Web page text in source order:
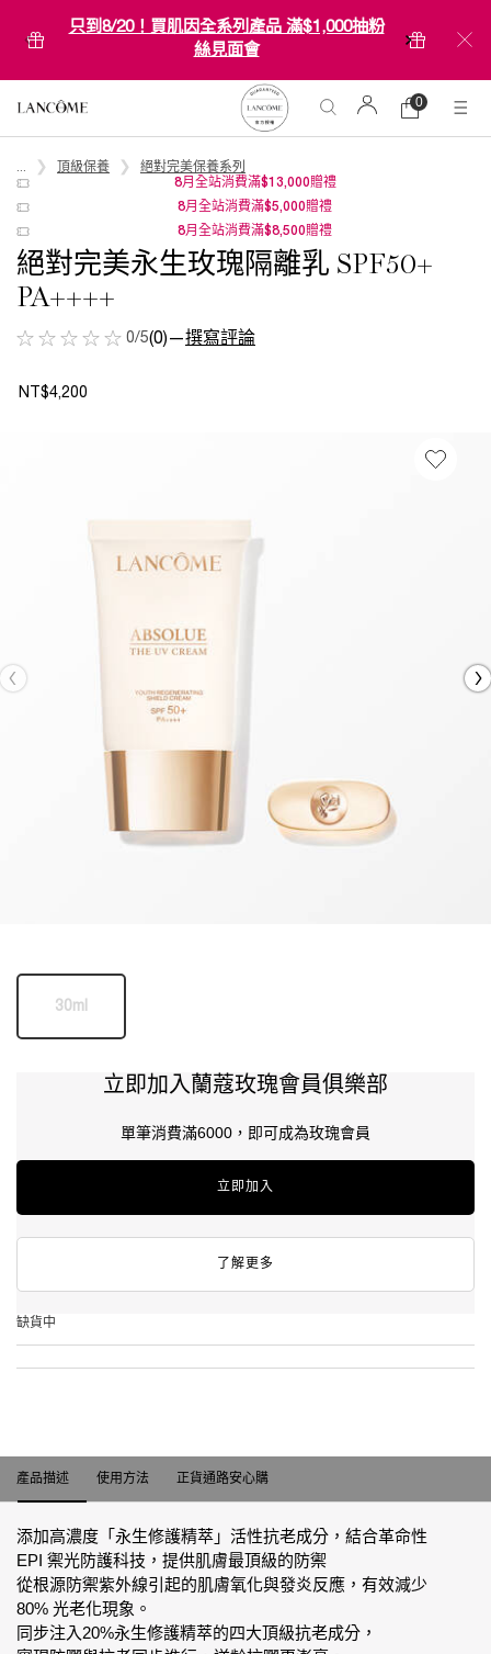
只到8/20！買肌因全系列產品 滿$1,000抽粉
絲見面會
購
物
0
0 product in
頂級保養
絕對完美保養系列
8月全站消費滿$13,000贈禮
8月全站消費滿$5,000贈禮
8月全站消費滿$8,500贈禮
絕對完美永生玫瑰隔離乳 SPF50+
PA++++
0/5(0)—撰寫評論
NT$4,200
Selected
The product variation is out of stock,
30ml
, 1 of 1
立即加入蘭蔻玫瑰會員俱樂部
單筆消費滿6000，即可成為玫瑰會員
立即加入
了解更多
缺貨中
產品描述
產品描述 使用方法 正貨通路安心購
添加高濃度「永生修護精萃」活性抗老成分，結合革命性
EPI 禦光防護科技，提供肌膚最頂級的防禦
從根源防禦紫外線引起的肌膚氧化與發炎反應，有效減少
80% 光老化現象。
同步注入20%永生修護精萃的四大頂級抗老成分，